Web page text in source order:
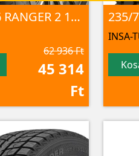
235/70R16 RANGER 2 106S
62 936 Ft
45 314
Ft
INSA-